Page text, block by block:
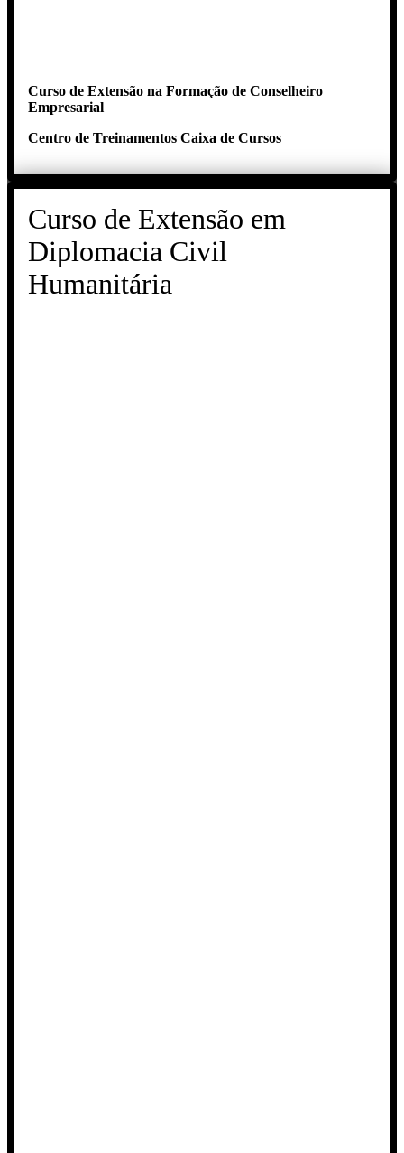
Curso de Extensão na Formação de Conselheiro
Empresarial
Centro de Treinamentos Caixa de Cursos
Curso de Extensão em
Diplomacia Civil
Humanitária